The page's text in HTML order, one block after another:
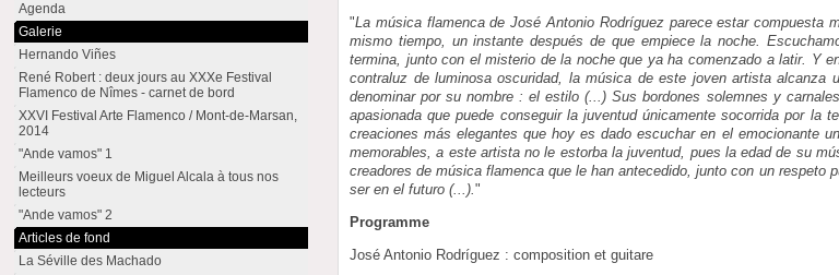
"La música flamenca de José Antonio Rodríguez parece estar compuesta
mismo tiempo, un instante después de que empiece la noche.
termina, junto con el misterio de la noche que ya ha comenzado a latir. Y
contraluz de luminosa oscuridad, la música de este joven artista alcanza
denominar por su nombre : el estilo (...) Sus bordones solemnes y
apasionada que puede conseguir la juventud únicamente socorrida por la
creaciones más elegantes que hoy es dado escuchar en el emocionante
memorables, a este artista no le estorba la juventud, pues la edad de su
creadores de música flamenca que le han antecedido, junto con un respeto
ser en el futuro (...)."
Programme
José Antonio Rodríguez : composition et guitare
Agenda
Galerie
Hernando Viñes
René Robert : deux jours au XXXe Festival
Flamenco de Nîmes - carnet de bord
XXVI Festival Arte Flamenco / Mont-de-Marsan,
2014
"Ande vamos" 1
Meilleurs voeux de Miguel Alcala à tous nos
lecteurs
"Ande vamos" 2
Articles de fond
La Séville des Machado